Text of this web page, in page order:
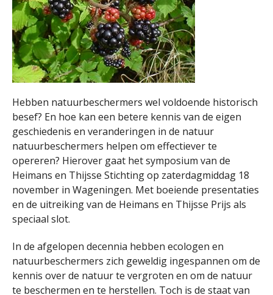
Hebben natuurbeschermers wel voldoende historisch
besef? En hoe kan een betere kennis van de eigen
geschiedenis en veranderingen in de natuur
natuurbeschermers helpen om effectiever te
opereren? Hierover gaat het symposium van de
Heimans en Thijsse Stichting op zaterdagmiddag 18
november in Wageningen. Met boeiende presentaties
en de uitreiking van de Heimans en Thijsse Prijs als
speciaal slot.
In de afgelopen decennia hebben ecologen en
natuurbeschermers zich geweldig ingespannen om de
kennis over de natuur te vergroten en om de natuur
te beschermen en te herstellen. Toch is de staat van